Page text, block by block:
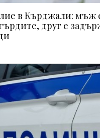
в Кърджали: мъж
друг е